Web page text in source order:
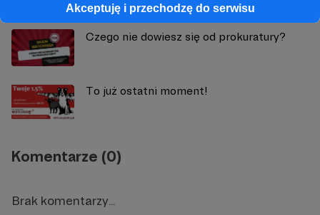
Akceptuję i przechodzę do serwisu
Czego nie dowiesz się od prokuratury?
To już ostatni moment!
Komentarze (0)
Brak komentarzy...